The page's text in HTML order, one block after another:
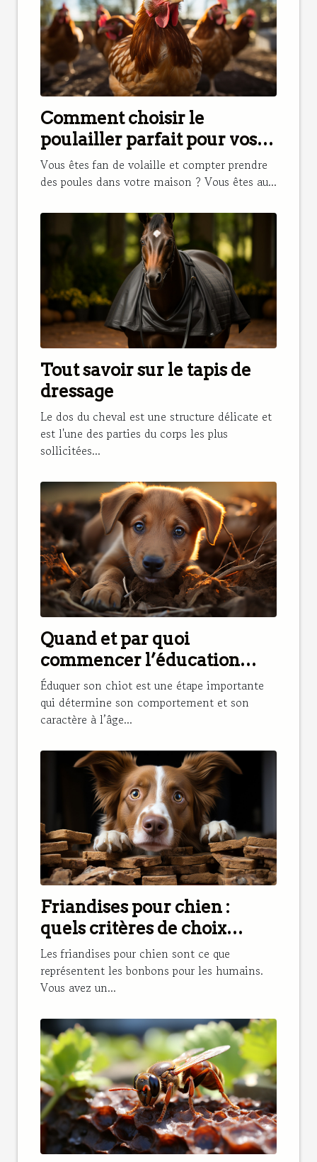
Comment choisir le
poulailler parfait pour vos
poules ?
Vous êtes fan de volaille et compter prendre
des poules dans votre maison ? Vous êtes au...
Tout savoir sur le tapis de
dressage
Le dos du cheval est une structure délicate et
est l'une des parties du corps les plus
sollicitées...
Quand et par quoi
commencer l’éducation
d’un chiot ?
Éduquer son chiot est une étape importante
qui détermine son comportement et son
caractère à l’âge...
Friandises pour chien :
quels critères de choix
prendre en compte ?
Les friandises pour chien sont ce que
représentent les bonbons pour les humains.
Vous avez un...